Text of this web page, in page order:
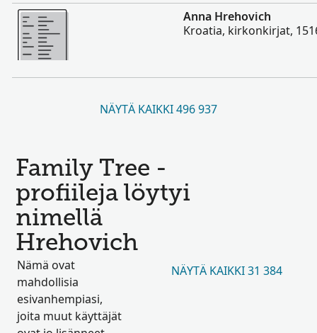
Enemmän
Anna Hrehovich
Kroatia, kirkonkirjat,
NÄYTÄ KAIKKI 496 937
Family Tree -
profiileja löytyi
nimellä
Hrehovich
Nämä ovat
mahdollisia
esivanhempiasi,
joita muut käyttäjät
NÄYTÄ KAIKKI 31 384